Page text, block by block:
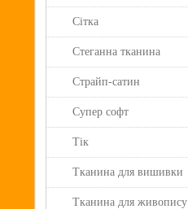
Сітка
Стеганна тканина
Страйп-сатин
Супер софт
Тік
Тканина для вишивки
Тканина для живопису